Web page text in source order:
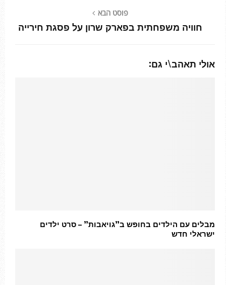
פוסט הבא
חוויה משפחתית בפארק שרון על פסגת חירייה
אולי תאהב\י גם:
מבלים עם הילדים בחופש ב”גויאבות” – סרט ילדים
ישראלי חדש